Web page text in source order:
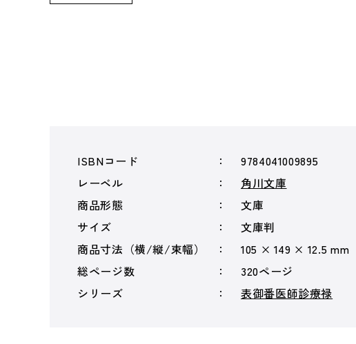
ISBNコード
9784041009895
レーベル
角川文庫
商品形態
文庫
サイズ
文庫判
商品寸法（横/縦/束幅）
105 × 149 × 12.5 mm
総ページ数
320ページ
シリーズ
表御番医師診療禄